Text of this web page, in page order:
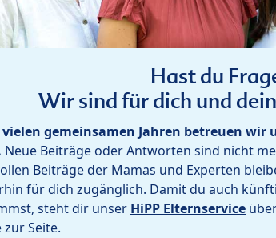
Hast du
Wir sind für dich und
vielen gemeinsamen Jahren betreuen wir
Neue Beiträge oder Antworten sind nicht
Beiträge der Mamas und Experten
für dich zugänglich. Damit du auch
steht dir unser HiPP Elternservice
zur Seite.